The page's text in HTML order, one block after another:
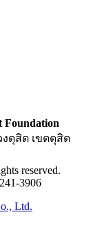
Foundation
ดุสิต เขตดุสิต
reserved.
3906
Ltd.